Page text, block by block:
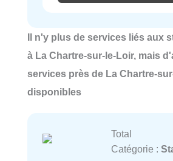
Il n'y plus de services liés aux
à La Chartre-sur-le-Loir, mais
services près de La Chartre-
disponibles
Total
Catégorie :